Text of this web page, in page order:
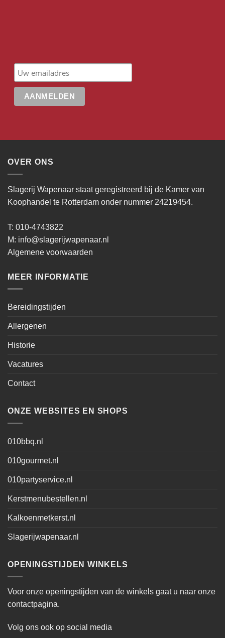
OVER ONS
Slagerij Wapenaar staat geregistreerd bij de Kamer van
Koophandel te Rotterdam onder nummer 24219454.
T: 010-4743822
M: info@slagerijwapenaar.nl
Algemene voorwaarden
MEER INFORMATIE
Bereidingstijden
Allergenen
Historie
Vacatures
Contact
ONZE WEBSITES EN SHOPS
010bbq.nl
010gourmet.nl
010partyservice.nl
Kerstmenubestellen.nl
Kalkoenmetkerst.nl
Slagerijwapenaar.nl
OPENINGSTIJDEN WINKELS
Voor onze openingstijden van de winkels gaat u naar onze
contactpagina.
Volg ons ook op social media